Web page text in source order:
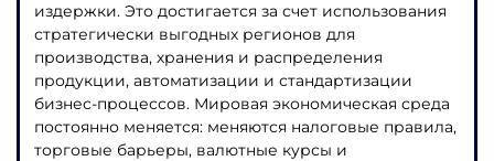
издержки. Это достигается за счет использования
стратегически выгодных регионов для
производства, хранения и распределения
продукции, автоматизации и стандартизации
бизнес-процессов. Мировая экономическая среда
постоянно меняется: меняются налоговые правила,
торговые барьеры, валютные курсы и